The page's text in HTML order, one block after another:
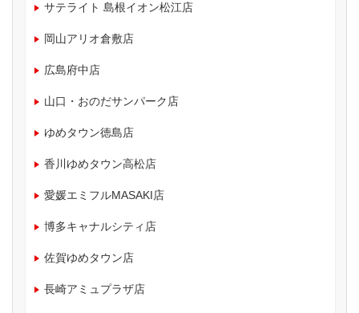
サテライト 島根イオン松江店
岡山アリオ倉敷店
広島府中店
山口・おのだサンパーク店
ゆめタウン徳島店
香川ゆめタウン高松店
愛媛エミフルMASAKI店
博多キャナルシティ店
佐賀ゆめタウン店
長崎アミュプラザ店